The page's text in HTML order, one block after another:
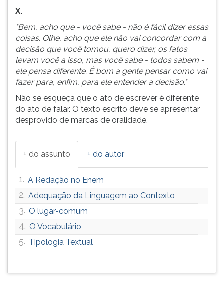
X.
"Bem, acho que - você sabe - não é fácil dizer essas
coisas. Olhe, acho que ele não vai concordar com a
decisão que você tomou, quero dizer, os fatos
levam você a isso, mas você sabe - todos sabem -
ele pensa diferente. É bom a gente pensar como vai
fazer para, enfim, para ele entender a decisão."
Não se esqueça que o ato de escrever é diferente
do ato de falar. O texto escrito deve se apresentar
desprovido de marcas de oralidade.
+ do assunto + do autor
1. A Redação no Enem
2. Adequação da Linguagem ao Contexto
3. O lugar-comum
4. O Vocabulário
5. Tipologia Textual